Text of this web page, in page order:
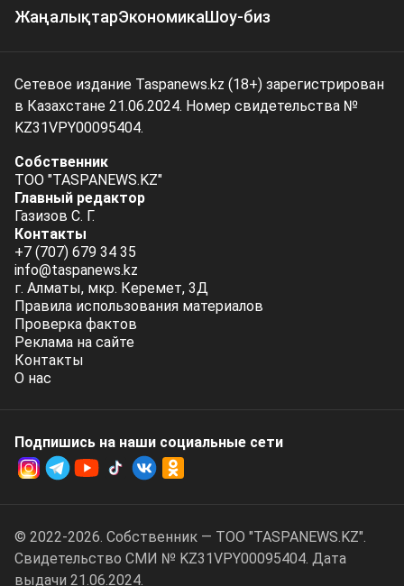
ЖаңалықтарЭкономикаШоу-биз
Сетевое издание Taspanews.kz (18+) зарегистрирован
в Казахстане 21.06.2024. Номер свидетельства №
KZ31VPY00095404.
Собственник
ТОО "TASPANEWS.KZ"
Главный редактор
Газизов С. Г.
Контакты
+7 (707) 679 34 35
info@taspanews.kz
г. Алматы, мкр. Керемет, 3Д
Правила использования материалов
Проверка фактов
Реклама на сайте
Контакты
О нас
Подпишись на наши социальные cети
© 2022-2026. Собственник — ТОО "TASPANEWS.KZ".
Cвидетельство СМИ № KZ31VPY00095404. Дата
выдачи 21.06.2024.